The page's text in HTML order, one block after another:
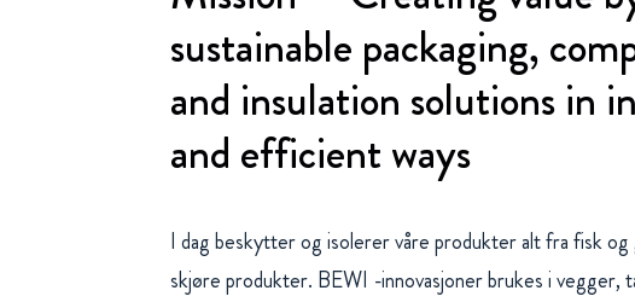
sustainable packaging,
and insulation solutions in
and efficient ways
I dag beskytter og isolerer våre produkter alt fra fisk og
skjøre produkter. BEWI -innovasjoner brukes i vegger,